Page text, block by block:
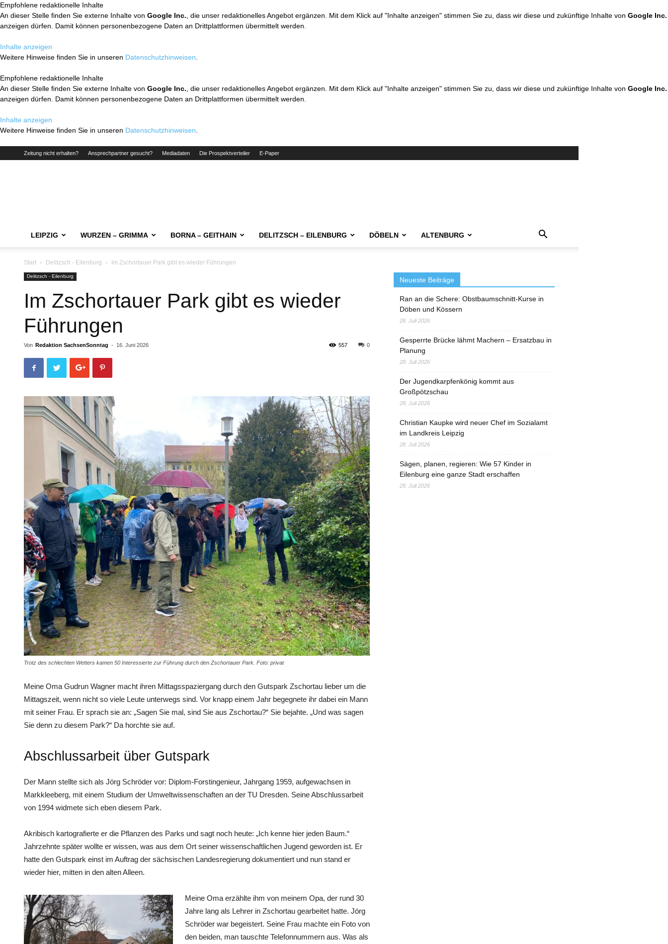
Empfohlene redaktionelle Inhalte
An dieser Stelle finden Sie externe Inhalte von Google Inc. , die unser redaktionelles Angebot ergänzen. Mit dem Klick auf "Inhalte anzeigen" stimmen Sie zu, dass wir diese und zukünftige Inhalte von Google Inc.
anzeigen dürfen. Damit können personenbezogene Daten an Drittplattformen übermittelt werden.
Inhalte anzeigen
Weitere Hinweise finden Sie in unseren Datenschutzhinweisen
Empfohlene redaktionelle Inhalte
An dieser Stelle finden Sie externe Inhalte von Google Inc. , die unser redaktionelles Angebot ergänzen. Mit dem Klick auf "Inhalte anzeigen" stimmen Sie zu, dass wir diese und zukünftige Inhalte von Google Inc.
anzeigen dürfen. Damit können personenbezogene Daten an Drittplattformen übermittelt werden.
Inhalte anzeigen
Weitere Hinweise finden Sie in unseren Datenschutzhinweisen
Zeitung nicht erhalten? Ansprechpartner gesucht? Mediadaten Die Prospektverteiler E-Paper
LEIPZIG WURZEN – GRIMMA BORNA – GEITHAIN DELITZSCH – EILENBURG DÖBELN ALTENBURG
Start Delitzsch - Eilenburg Im Zschortauer Park gibt es wieder Führungen
Delitzsch - Eilenburg
Im Zschortauer Park gibt es wieder
Führungen
Von Redaktion SachsenSonntag - 16. Juni 2026 0
557
Trotz des schlechten Wetters kamen 50 Interessierte zur Führung durch den Zschortauer Park. Foto: privat
Meine Oma ­Gudrun Wagner macht ihren Mittagsspaziergang durch den Gutspark Zschortau lieber um die
Mittagszeit, wenn nicht so viele Leute unterwegs sind. Vor knapp einem Jahr begegnete ihr dabei ein Mann
mit seiner Frau. Er sprach sie an: „Sagen Sie mal, sind Sie aus Zschortau?“ Sie bejahte. „Und was sagen
Sie denn zu diesem Park?“ Da horchte sie auf.
Abschlussarbeit über Gutspark
Der Mann stellte sich als Jörg Schröder vor: Diplom-Forstingenieur, Jahrgang 1959, aufgewachsen in
Markkleeberg, mit einem Studium der Umweltwissenschaften an der TU Dresden. Seine Abschlussarbeit
von 1994 widmete sich eben diesem Park.
Akribisch kartografierte er die Pflanzen des Parks und sagt noch heute: „Ich kenne hier jeden Baum.“
Jahrzehnte später wollte er wissen, was aus dem Ort seiner wissenschaftlichen Jugend geworden ist. Er
hatte den Gutspark einst im Auftrag der sächsischen Landesregierung dokumentiert und nun stand er
wieder hier, mitten in den alten Alleen.
Meine Oma erzählte ihm von meinem Opa, der rund 30
Jahre lang als Lehrer in Zschortau gearbeitet hatte. Jörg
Schröder war begeistert. Seine Frau machte ein Foto von
den beiden, man tauschte Telefonnummern aus. Was als
Neueste Beiträge
Ran an die Schere: Obstbaumschnitt-Kurse in
Döben und Kössern
28. Juli 2026
Gesperrte Brücke lähmt Machern – Ersatzbau in
Planung
28. Juli 2026
Der Jugendkarpfenkönig kommt aus
Großpötzschau
28. Juli 2026
Christian Kaupke wird neuer Chef im Sozialamt
im Landkreis Leipzig
28. Juli 2026
Sägen, planen, regieren: Wie 57 Kinder in
Eilenburg eine ganze Stadt erschaffen
28. Juli 2026